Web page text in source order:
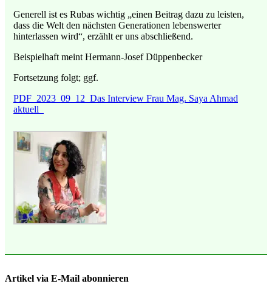
Generell ist es Rubas wichtig „einen Beitrag dazu zu leisten,
dass die Welt den nächsten Generationen lebenswerter
hinterlassen wird“, erzählt er uns abschließend.
Beispielhaft meint Hermann-Josef Düppenbecker
Fortsetzung folgt; ggf.
PDF 2023_09_12_Das Interview Frau Mag. Saya Ahmad
aktuell
Artikel via E-Mail abonnieren